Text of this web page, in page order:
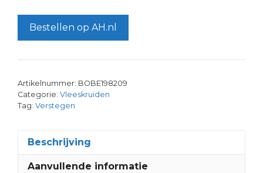
Bestellen op AH.nl
Artikelnummer: BOBE198209
Categorie: Vleeskruiden
Tag: Verstegen
Beschrijving
Aanvullende informatie